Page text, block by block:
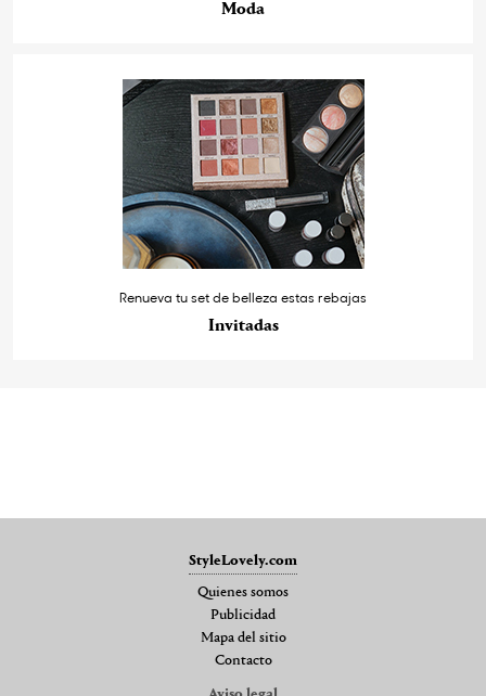
Moda
Renueva tu set de belleza estas rebajas
Invitadas
StyleLovely.com
Quienes somos
Publicidad
Mapa del sitio
Contacto